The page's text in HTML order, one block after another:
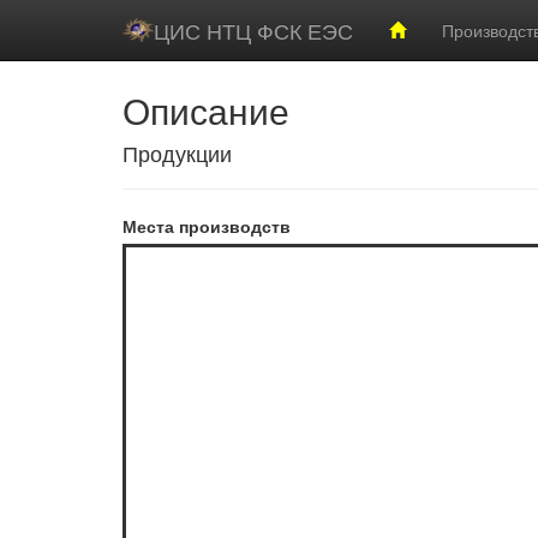
ЦИС НТЦ ФСК ЕЭС
Описание
Продукции
Места производств